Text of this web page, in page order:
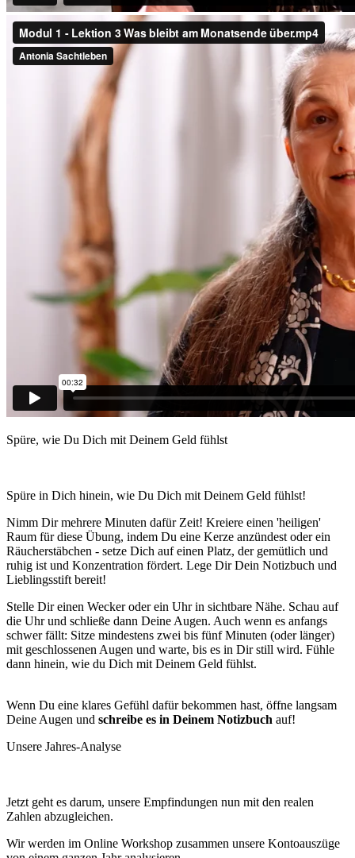
Spüre, wie Du Dich mit Deinem Geld fühlst
Spüre in Dich hinein, wie Du Dich mit Deinem Geld fühlst!
Nimm Dir mehrere Minuten dafür Zeit! Kreiere einen 'heiligen'
Raum für diese Übung, indem Du eine Kerze anzündest oder ein
Räucherstäbchen - setze Dich auf einen Platz, der gemütlich und
ruhig ist und Konzentration fördert. Lege Dir Dein Notizbuch und
Lieblingsstift bereit!
Stelle Dir einen Wecker oder ein Uhr in sichtbare Nähe. Schau auf
die Uhr und schließe dann Deine Augen. Auch wenn es anfangs
schwer fällt: Sitze mindestens zwei bis fünf Minuten (oder länger)
mit geschlossenen Augen und warte, bis es in Dir still wird. Fühle
dann hinein, wie du Dich mit Deinem Geld fühlst.
Wenn Du eine klares Gefühl dafür bekommen hast, öffne langsam
Deine Augen und schreibe es in Deinem Notizbuch auf!
Unsere Jahres-Analyse
Jetzt geht es darum, unsere Empfindungen nun mit den realen
Zahlen abzugleichen.
Wir werden im Online Workshop zusammen unsere Kontoauszüge